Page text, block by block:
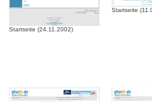
Startseite (24.11.2002)
Startseite